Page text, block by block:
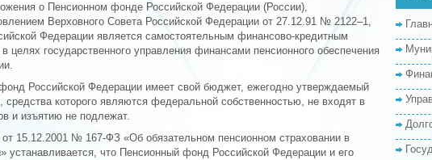
о Пенсионном фонде Российской Федерации (России),
Верховного Совета Российской Федерации от 27.12.91 № 2122–1,
Федерации является самостоятельным финансово-кредитным
целях государственного управления финансами пенсионного обеспечения
Российской Федерации имеет свой бюджет, ежегодно утверждаемый
которого являются федеральной собственностью, не входят в
и изъятию не подлежат.
15.12.2001 № 167-ФЗ «Об обязательном пенсионном страховании в
устанавливается, что Пенсионный фонд Российской Федерации и его